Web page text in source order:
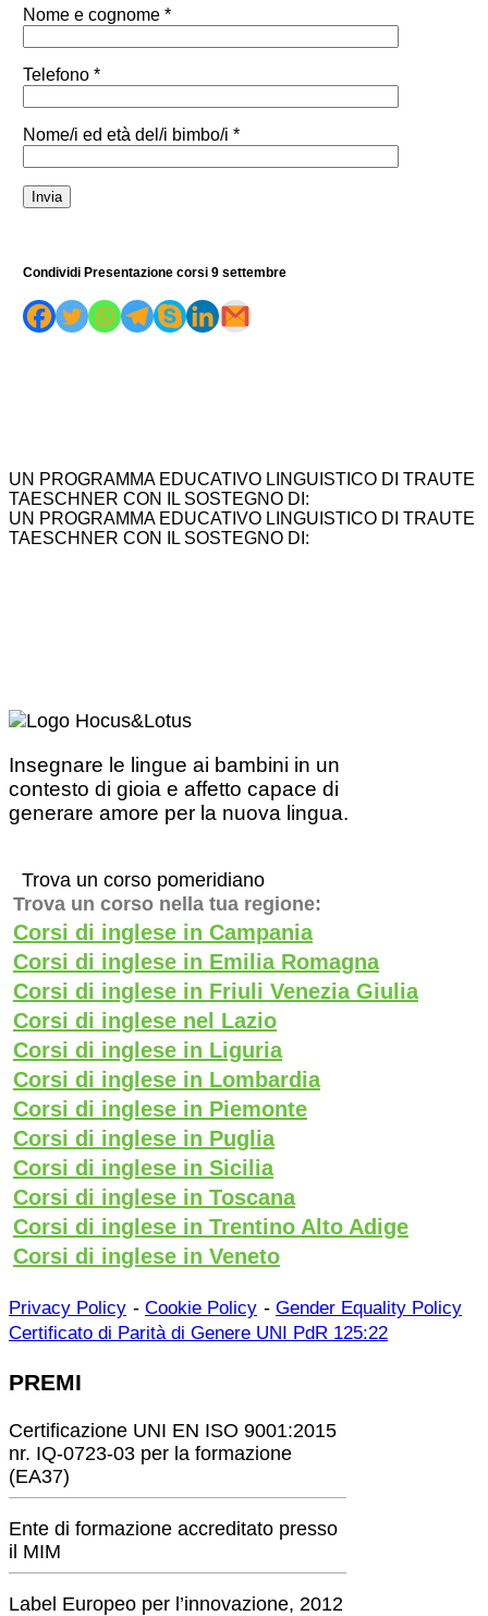
Nome e cognome *
Telefono *
Nome/i ed età del/i bimbo/i *
Condividi Presentazione corsi 9 settembre
UN PROGRAMMA EDUCATIVO LINGUISTICO DI TRAUTE
TAESCHNER CON IL SOSTEGNO DI:
UN PROGRAMMA EDUCATIVO LINGUISTICO DI TRAUTE
TAESCHNER CON IL SOSTEGNO DI:
Insegnare le lingue ai bambini in un
contesto di gioia e affetto capace di
generare amore per la nuova lingua.
Trova un corso pomeridiano
Trova un corso nella tua regione:
Corsi di inglese in Campania
Corsi di inglese in Emilia Romagna
Corsi di inglese in Friuli Venezia Giulia
Corsi di inglese nel Lazio
Corsi di inglese in Liguria
Corsi di inglese in Lombardia
Corsi di inglese in Piemonte
Corsi di inglese in Puglia
Corsi di inglese in Sicilia
Corsi di inglese in Toscana
Corsi di inglese in Trentino Alto Adige
Corsi di inglese in Veneto
Privacy Policy - Cookie Policy - Gender Equality Policy
Certificato di Parità di Genere UNI PdR 125:22
PREMI
Certificazione UNI EN ISO 9001:2015
nr. IQ-0723-03 per la formazione
(EA37)
Ente di formazione accreditato presso
il MIM
Label Europeo per l’innovazione, 2012